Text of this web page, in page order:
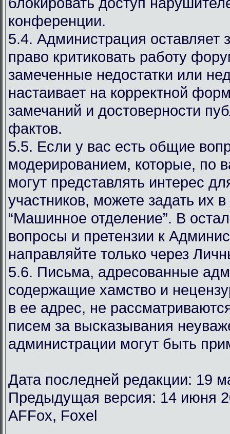
конференции.
5.4. Администрация оставляет
право критиковать работу
замеченные недостатки или
настаивает на корректной
замечаний и достоверности
фактов.
5.5. Если у вас есть общие
модерированием, которые, по
могут представлять интерес
участников, можете задать их
“Машинное отделение”. В
вопросы и претензии к
направляйте только через
5.6. Письма, адресованные
содержащие хамство и
в ее адрес, не
писем за высказывания
администрации могут быть
Дата последней редакции: 19
Предыдущая версия: 14 июня
AFFox, Foxel